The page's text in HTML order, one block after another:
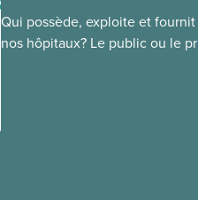
Qui possède, exploite et
nos hôpitaux? Le public ou le